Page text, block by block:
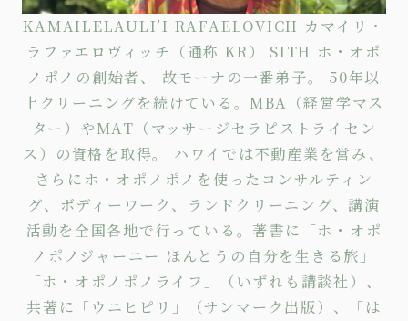
KAMAILELAULI’I RAFAELOVICH カマイリ・
ラファエロヴィッチ（通称 KR） SITH ホ・オポ
ノポノの創始者、 故モーナの一番弟子。 50年以
上クリーニングを続けている。MBA（経営学マス
ター）やMAT（マッサージセラピストライセン
ス）の資格を取得。 ハワイでは不動産業を営み、
さらにホ・オポノポノを使った コンサルティン
グ、 ボディーワーク、 ランドクリーニング、講演
活動を全国各地で行っている。著書に 「ホ・オポ
ノポノジャーニー ほんとうの自分を生きる旅」
「ホ・オポノポノライフ」
（いずれも講談社）、
共著に 「ウニヒピリ」 （サンマーク出版）、
「は